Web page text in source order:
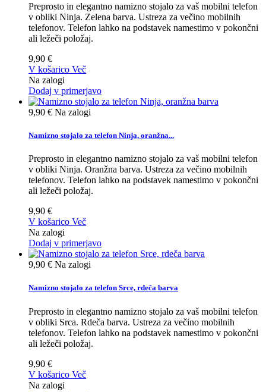
Preprosto in elegantno namizno stojalo za vaš mobilni telefon
v obliki Ninja. Zelena barva. Ustreza za večino mobilnih
telefonov. Telefon lahko na podstavek namestimo v pokončni
ali ležeči položaj.
9,90 €
V košarico Več
Na zalogi
Dodaj v primerjavo
9,90 € Na zalogi
Namizno stojalo za telefon Ninja, oranžna...
Preprosto in elegantno namizno stojalo za vaš mobilni telefon
v obliki Ninja. Oranžna barva. Ustreza za večino mobilnih
telefonov. Telefon lahko na podstavek namestimo v pokončni
ali ležeči položaj.
9,90 €
V košarico Več
Na zalogi
Dodaj v primerjavo
9,90 € Na zalogi
Namizno stojalo za telefon Srce, rdeča barva
Preprosto in elegantno namizno stojalo za vaš mobilni telefon
v obliki Srca. Rdeča barva. Ustreza za večino mobilnih
telefonov. Telefon lahko na podstavek namestimo v pokončni
ali ležeči položaj.
9,90 €
V košarico Več
Na zalogi